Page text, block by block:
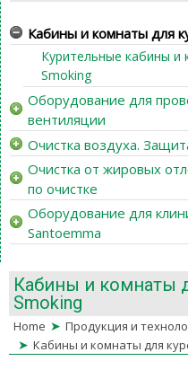
Кабины и комнаты для
Курительные кабины и
Smoking
Оборудование для
вентиляции
Очистка воздуха.
Очистка от жировых
по очистке
Оборудование для
Santoemma
Кабины и комнаты
Smoking
Home ➤ Продукция и
➤ Кабины и комнаты для